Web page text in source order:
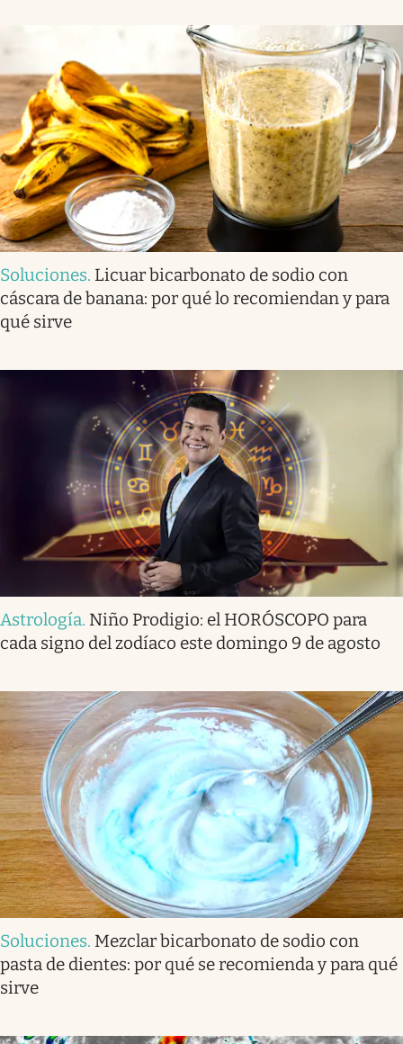
Soluciones. Licuar bicarbonato de sodio con
cáscara de banana: por qué lo recomiendan y para
qué sirve
Astrología. Niño Prodigio: el HORÓSCOPO para
cada signo del zodíaco este domingo 9 de agosto
Soluciones. Mezclar bicarbonato de sodio con
pasta de dientes: por qué se recomienda y para qué
sirve